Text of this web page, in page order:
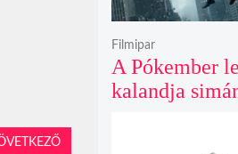
A Pókember
kalandja
Filmipar